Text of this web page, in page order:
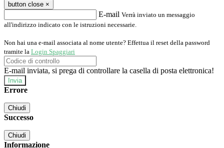
button close ×
E-mail Verrà inviato un messaggio
all'indirizzo indicato con le istruzioni necessarie.
Non hai una e-mail associata al nome utente? Effettua il reset della password
tramite la Login Spaggiari
E-mail inviata, si prega di controllare la casella di posta elettronica!
Errore
Chiudi
Successo
Chiudi
Informazione